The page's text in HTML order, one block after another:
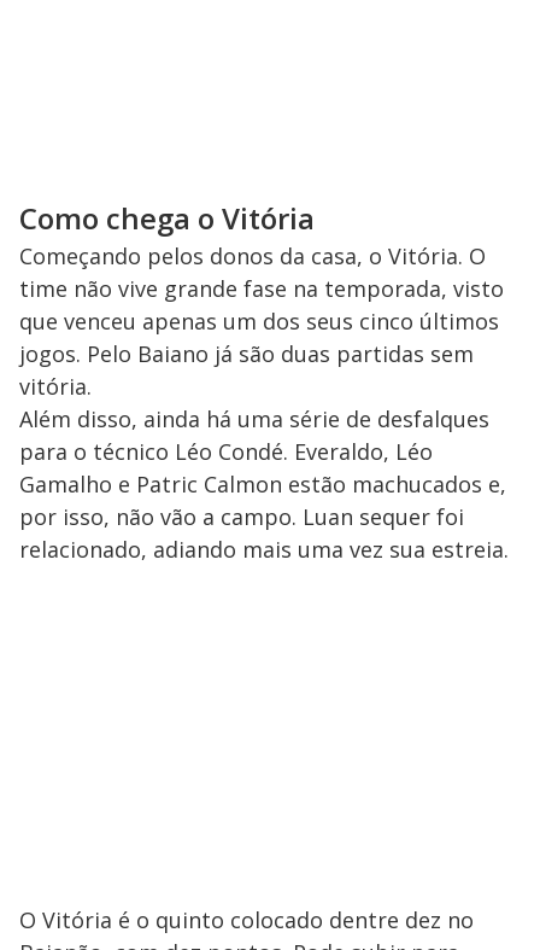
Como chega o Vitória
Começando pelos donos da casa, o Vitória. O
time não vive grande fase na temporada, visto
que venceu apenas um dos seus cinco últimos
jogos. Pelo Baiano já são duas partidas sem
vitória.
Além disso, ainda há uma série de desfalques
para o técnico Léo Condé. Everaldo, Léo
Gamalho e Patric Calmon estão machucados e,
por isso, não vão a campo. Luan sequer foi
relacionado, adiando mais uma vez sua estreia.
O Vitória é o quinto colocado dentre dez no